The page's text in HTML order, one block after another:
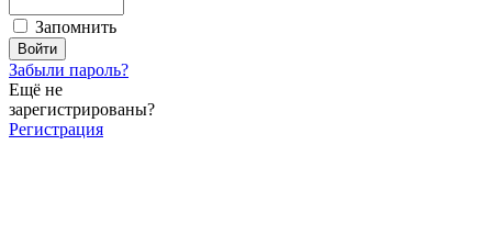
Запомнить
Забыли пароль?
Ещё не
зарегистрированы?
Регистрация